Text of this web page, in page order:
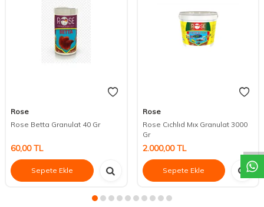
DESTEK
Rose
Rose Betta Granulat 40 Gr
60,00TL
Sepete Ekle
Rose
Rose Cıchlıd Mıx Granulat 3000
Gr
2.000,00TL
Sepete Ekle